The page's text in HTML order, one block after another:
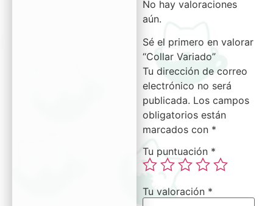
No hay valoraciones
aún.
Sé el primero en valorar
“Collar Variado”
Tu dirección de correo
electrónico no será
publicada. Los campos
obligatorios están
marcados con *
Tu puntuación *
Tu valoración *